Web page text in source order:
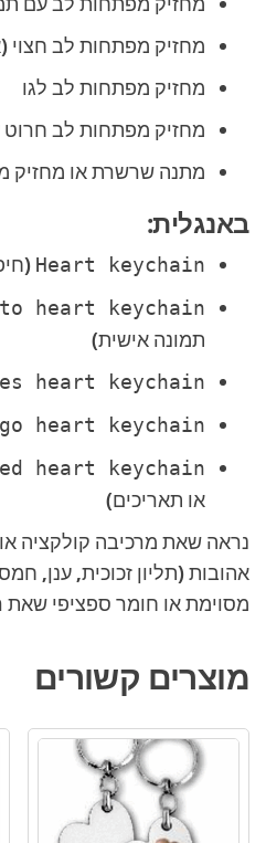
מחזיק מפתחות לב חצוי
מחזיק מפתחות לב לגו
מחזיק מפתחות לב
מתנה שרשרת או מחזיק
באנגלית:
Heart keychain
heart keychain
תמונה אישית)
heart keychain
heart keychain
heart keychain
או תאריכים)
נראה שאת מרכיבה קולקציה
אהובות (תליון זכוכית, ענן,
מסוימת או חומר ספציפי
מוצרים קשורים